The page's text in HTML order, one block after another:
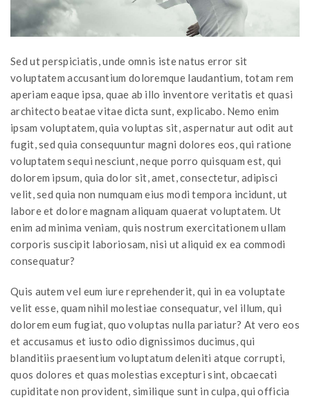
Sed ut perspiciatis, unde omnis iste natus error sit
voluptatem accusantium doloremque laudantium, totam rem
aperiam eaque ipsa, quae ab illo inventore veritatis et quasi
architecto beatae vitae dicta sunt, explicabo. Nemo enim
ipsam voluptatem, quia voluptas sit, aspernatur aut odit aut
fugit, sed quia consequuntur magni dolores eos, qui ratione
voluptatem sequi nesciunt, neque porro quisquam est, qui
dolorem ipsum, quia dolor sit, amet, consectetur, adipisci
velit, sed quia non numquam eius modi tempora incidunt, ut
labore et dolore magnam aliquam quaerat voluptatem. Ut
enim ad minima veniam, quis nostrum exercitationem ullam
corporis suscipit laboriosam, nisi ut aliquid ex ea commodi
consequatur?
Quis autem vel eum iure reprehenderit, qui in ea voluptate
velit esse, quam nihil molestiae consequatur, vel illum, qui
dolorem eum fugiat, quo voluptas nulla pariatur? At vero eos
et accusamus et iusto odio dignissimos ducimus, qui
blanditiis praesentium voluptatum deleniti atque corrupti,
quos dolores et quas molestias excepturi sint, obcaecati
cupiditate non provident, similique sunt in culpa, qui officia